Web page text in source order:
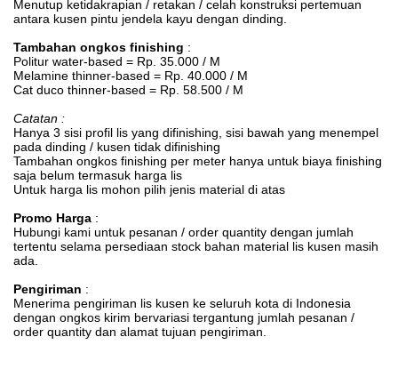
Menutup ketidakrapian / retakan / celah konstruksi pertemuan
antara kusen pintu jendela kayu dengan dinding.
Tambahan ongkos finishing :
Politur water-based = Rp. 35.000 / M
Melamine thinner-based = Rp. 40.000 / M
Cat duco thinner-based = Rp. 58.500 / M
Catatan :
Hanya 3 sisi profil lis yang difinishing, sisi bawah yang menempel
pada dinding / kusen tidak difinishing
Tambahan ongkos finishing per meter hanya untuk biaya finishing
saja belum termasuk harga lis
Untuk harga lis mohon pilih jenis material di atas
Promo Harga :
Hubungi kami untuk pesanan / order quantity dengan jumlah
tertentu selama persediaan stock bahan material lis kusen masih
ada.
Pengiriman :
Menerima pengiriman lis kusen ke seluruh kota di Indonesia
dengan ongkos kirim bervariasi tergantung jumlah pesanan /
order quantity dan alamat tujuan pengiriman.